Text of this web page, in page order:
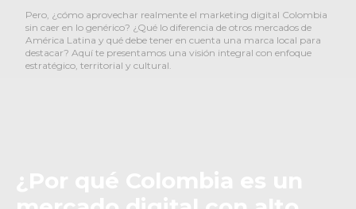
Pero, ¿cómo aprovechar realmente el marketing digital Colombia
sin caer en lo genérico? ¿Qué lo diferencia de otros mercados de
América Latina y qué debe tener en cuenta una marca local para
destacar? Aquí te presentamos una visión integral con enfoque
estratégico, territorial y cultural.